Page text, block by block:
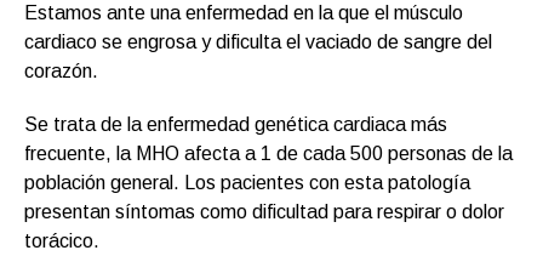
Estamos ante una enfermedad en la que el músculo
cardiaco se engrosa y dificulta el vaciado de sangre del
corazón.
Se trata de la enfermedad genética cardiaca más
frecuente, la MHO afecta a 1 de cada 500 personas de la
población general. Los pacientes con esta patología
presentan síntomas como dificultad para respirar o dolor
torácico.